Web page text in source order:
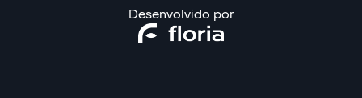
Desenvolvido por